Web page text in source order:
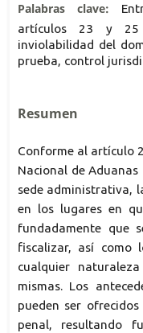
Palabras clave:
artículos 23 y 25
inviolabilidad del
prueba, control
Resumen
Conforme al artículo
Nacional de
sede administrativa,
en los lugares en
fundadamente que
fiscalizar, así como
cualquier
mismas. Los
pueden ser
penal, resultando